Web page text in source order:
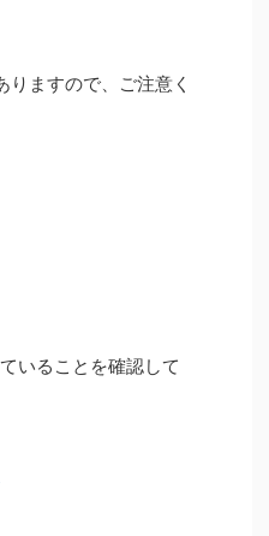
ますので、ご注意く
いることを確認して